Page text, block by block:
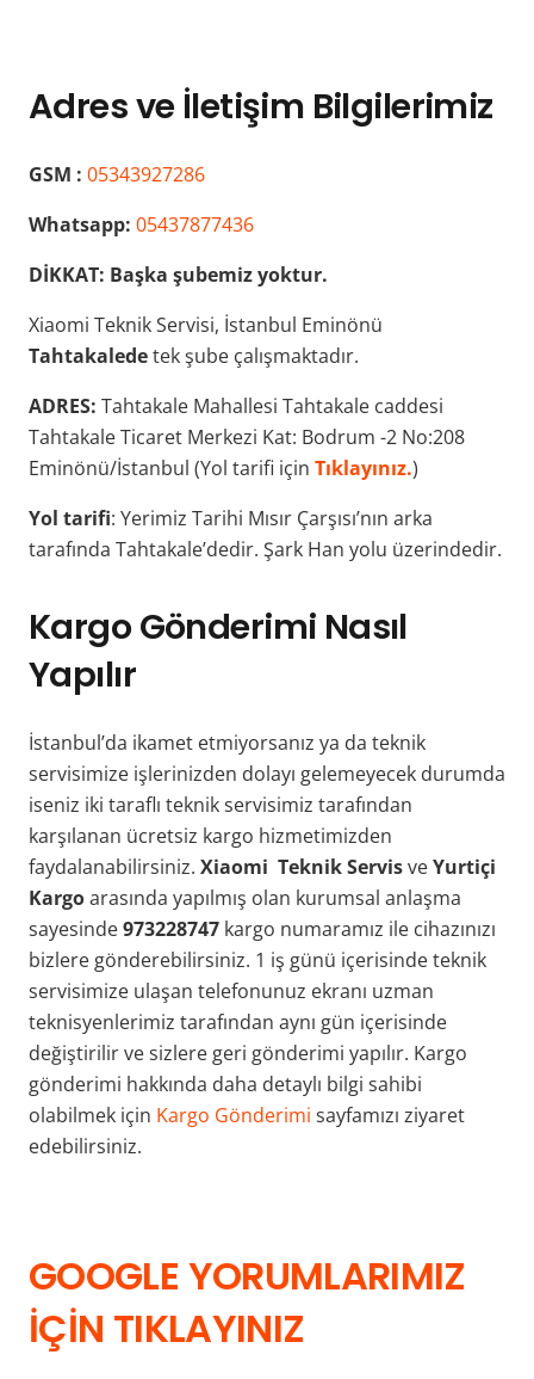
Adres ve İletişim Bilgilerimiz
GSM : 05343927286
Whatsapp: 05437877436
DİKKAT: Başka şubemiz yoktur.
Xiaomi Teknik Servisi, İstanbul Eminönü
Tahtakaledetek şube çalışmaktadır.
ADRES: Tahtakale Mahallesi Tahtakale caddesi
Tahtakale Ticaret Merkezi Kat: Bodrum -2 No:208
Eminönü/İstanbul (Yol tarifi için Tıklayınız.)
Yol tarifi: Yerimiz Tarihi Mısır Çarşısı’nın arka
tarafında Tahtakale’dedir. Şark Han yolu üzerindedir.
Kargo Gönderimi Nasıl
Yapılır
İstanbul’da ikamet etmiyorsanız ya da teknik
servisimize işlerinizden dolayı gelemeyecek durumda
iseniz iki taraflı teknik servisimiz tarafından
karşılanan ücretsiz kargo hizmetimizden
faydalanabilirsiniz. Xiaomi Teknik ServisveYurtiçi
Kargoarasında yapılmış olan kurumsal anlaşma
sayesinde973228747 kargo numaramız ile cihazınızı
bizlere gönderebilirsiniz. 1 iş günü içerisinde teknik
servisimize ulaşan telefonunuz ekranı uzman
teknisyenlerimiz tarafından aynı gün içerisinde
değiştirilir ve sizlere geri gönderimi yapılır. Kargo
gönderimi hakkında daha detaylı bilgi sahibi
olabilmek için Kargo Gönderimi sayfamızı ziyaret
edebilirsiniz.
GOOGLE YORUMLARIMIZ
İÇİN TIKLAYINIZ